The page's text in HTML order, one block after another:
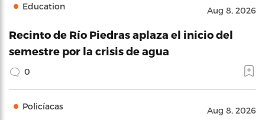
Education Aug 8, 2026
Recinto de Río Piedras aplaza el inicio del
semestre por la crisis de agua
0
Policíacas Aug 8, 2026